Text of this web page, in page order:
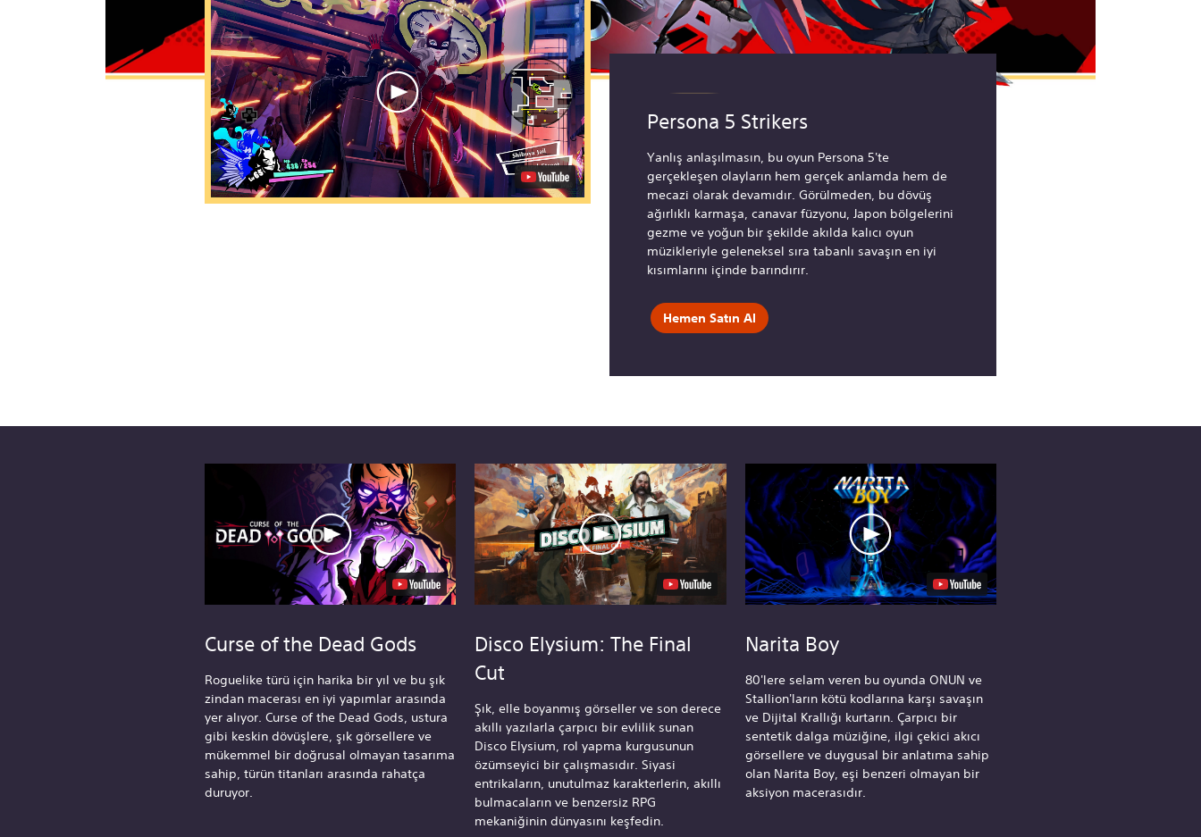
Persona 5 Strikers
Yanlış anlaşılmasın, bu oyun Persona 5'te
gerçekleşen olayların hem gerçek anlamda hem de
mecazi olarak devamıdır. Görülmeden, bu dövüş
ağırlıklı karmaşa, canavar füzyonu, Japon bölgelerini
gezme ve yoğun bir şekilde akılda kalıcı oyun
müzikleriyle geleneksel sıra tabanlı savaşın en iyi
kısımlarını içinde barındırır.
Hemen Satın Al
Curse of the Dead Gods
Roguelike türü için harika bir yıl ve bu şık
zindan macerası en iyi yapımlar arasında
yer alıyor. Curse of the Dead Gods, ustura
gibi keskin dövüşlere, şık görsellere ve
mükemmel bir doğrusal olmayan tasarıma
sahip, türün titanları arasında rahatça
duruyor.
Disco Elysium: The Final
Cut
Şık, elle boyanmış görseller ve son derece
akıllı yazılarla çarpıcı bir evlilik sunan
Disco Elysium, rol yapma kurgusunun
özümseyici bir çalışmasıdır. Siyasi
entrikaların, unutulmaz karakterlerin, akıllı
bulmacaların ve benzersiz RPG
mekaniğinin dünyasını keşfedin.
Narita Boy
80'lere selam veren bu oyunda ONUN ve
Stallion'ların kötü kodlarına karşı savaşın
ve Dijital Krallığı kurtarın. Çarpıcı bir
sentetik dalga müziğine, ilgi çekici akıcı
görsellere ve duygusal bir anlatıma sahip
olan Narita Boy, eşi benzeri olmayan bir
aksiyon macerasıdır.